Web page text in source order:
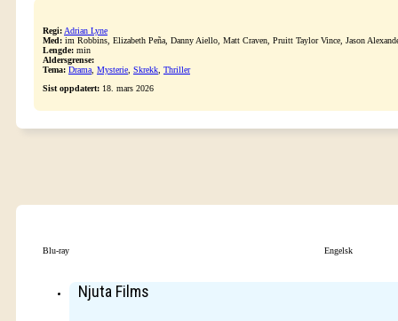
Regi: Adrian Lyne
Med: im Robbins, Elizabeth Peña, Danny Aiello, Matt Craven, Pruitt Taylor Vince, Jason
Lengde: min
Aldersgrense:
Tema: Drama Mysterie Skrekk Thriller
Sist oppdatert: 18. mars 2026
Blu-ray Engelsk
Njuta Films